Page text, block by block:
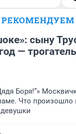
РЕКОМЕНДУЕМ
сыну
—
Боря!“»
Что произошло